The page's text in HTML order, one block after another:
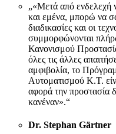
„«Μετά από ενδελεχή
και εμένα, μπορώ να
διαδικασίες και οι
συμμορφώνονται
Κανονισμού
όλες τις άλλες
αμφιβολία, το
Αυτοματισμού Κ.Τ.
αφορά την προστασία
κανέναν».“
Dr. Stephan Gärtner